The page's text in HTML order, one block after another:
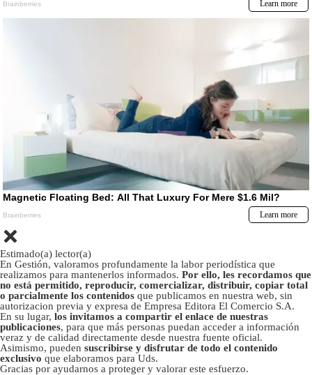
Estimado(a) lector(a)
En Gestión, valoramos profundamente la labor periodística que
realizamos para mantenerlos informados. Por ello, les recordamos que
no está permitido, reproducir, comercializar, distribuir, copiar total
o parcialmente los contenidos que publicamos en nuestra web, sin
autorizacion previa y expresa de Empresa Editora El Comercio S.A.
En su lugar, los invitamos a compartir el enlace de nuestras
publicaciones, para que más personas puedan acceder a información
veraz y de calidad directamente desde nuestra fuente oficial.
Asimismo, pueden suscribirse y disfrutar de todo el contenido
exclusivo que elaboramos para Uds.
Gracias por ayudarnos a proteger y valorar este esfuerzo.